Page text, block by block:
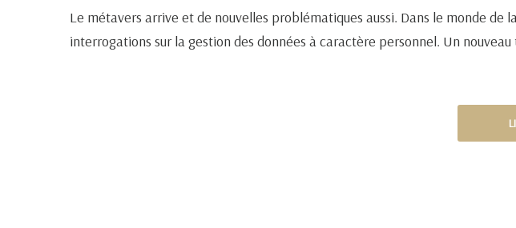
Le métavers arrive et de nouvelles problématiques aussi. Dans le monde
interrogations sur la gestion des données à caractère personnel. Un